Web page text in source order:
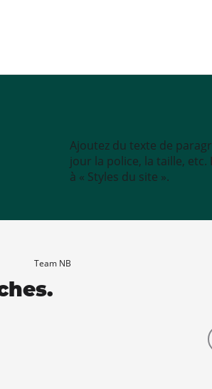
Ajoutez du texte de
jour la police, la taille,
à « Styles du site ».
Team NB